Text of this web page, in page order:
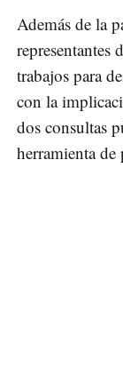
Además de la
representantes
trabajos para
con la
dos consultas
herramienta